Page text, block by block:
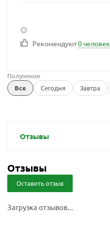
Рекомендуют0 человек
Получение
Все
Сегодня Завтра
Отзывы
Отзывы
Оставить отзыв
Загрузка отзывов...